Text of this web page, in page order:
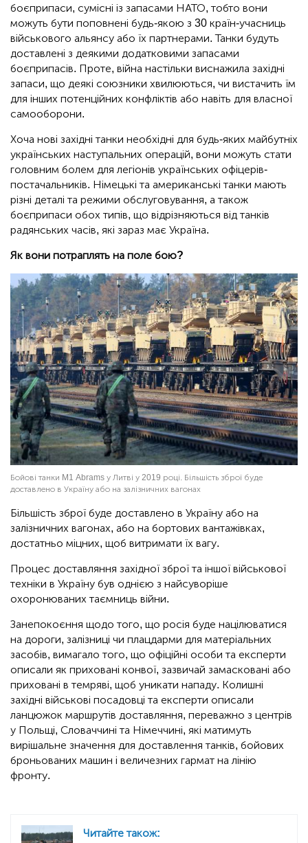
боєприпаси, сумісні із запасами НАТО, тобто вони
можуть бути поповнені будь-якою з 30 країн-учасниць
військового альянсу або їх партнерами. Танки будуть
доставлені з деякими додатковими запасами
боєприпасів. Проте, війна настільки виснажила західні
запаси, що деякі союзники хвилюються, чи вистачить їм
для інших потенційних конфліктів або навіть для власної
самооборони.
Хоча нові західні танки необхідні для будь-яких майбутніх
українських наступальних операцій, вони можуть стати
головним болем для легіонів українських офіцерів-
постачальників. Німецькі та американські танки мають
різні деталі та режими обслуговування, а також
боєприпаси обох типів, що відрізняються від танків
радянських часів, які зараз має Україна.
Як вони потраплять на поле бою?
Бойові танки M1 Abrams у Литві у 2019 році. Більшість зброї буде
доставлено в Україну або на залізничних вагонах
Більшість зброї буде доставлено в Україну або на
залізничних вагонах, або на бортових вантажівках,
достатньо міцних, щоб витримати їх вагу.
Процес доставляння західної зброї та іншої військової
техніки в Україну був однією з найсуворіше
охоронюваних таємниць війни.
Занепокоєння щодо того, що росія буде націлюватися
на дороги, залізниці чи плацдарми для матеріальних
засобів, вимагало того, що офіційні особи та експерти
описали як приховані конвої, зазвичай замасковані або
приховані в темряві, щоб уникати нападу. Колишні
західні військові посадовці та експерти описали
ланцюжок маршрутів доставляння, переважно з центрів
у Польщі, Словаччині та Німеччині, які матимуть
вирішальне значення для доставлення танків, бойових
броньованих машин і величезних гармат на лінію
фронту.
Читайте також: